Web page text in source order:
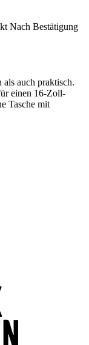
Nach Bestätigung
auch praktisch.
einen 16-Zoll-
Tasche mit